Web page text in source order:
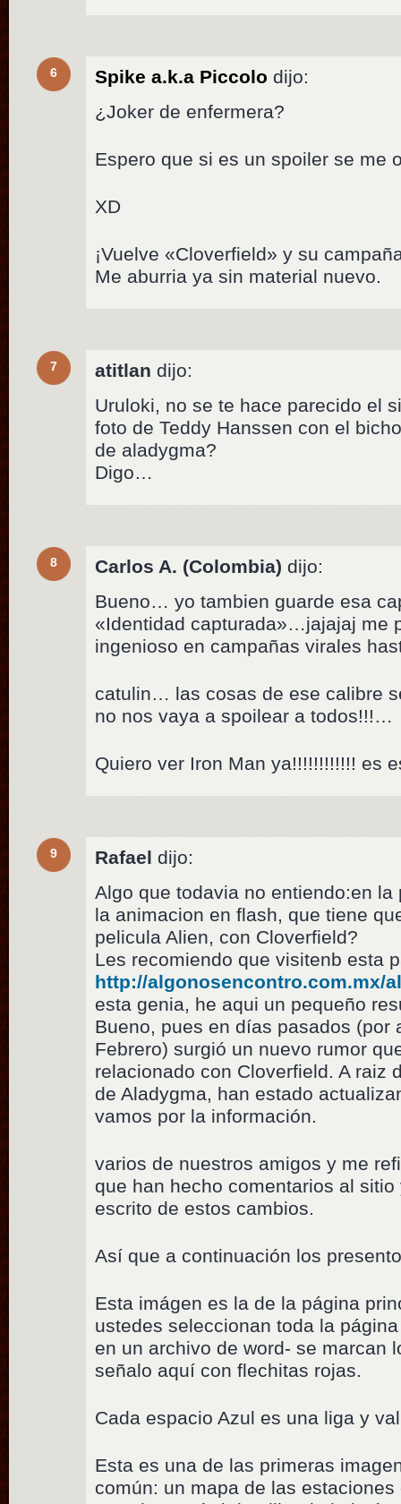
6 Spike a.k.a Piccolo dijo:
¿Joker de enfermera?
Espero que si es un spoiler se me
XD
¡Vuelve «Cloverfield» y su
Me aburria ya sin material nuevo.
7 atitlan dijo:
Uruloki, no se te hace parecido el
foto de Teddy Hanssen con el
de aladygma?
Digo…
8 Carlos A. (Colombia) dijo:
Bueno… yo tambien guarde esa
«Identidad capturada»…jajajaj me
ingenioso en campañas virales
catulin… las cosas de ese calibre
no nos vaya a spoilear a todos!!!…
Quiero ver Iron Man ya!!!!!!!!!!!! es
9 Rafael dijo:
Algo que todavia no entiendo:en
la animacion en flash, que tiene
pelicula Alien, con Cloverfield?
Les recomiendo que visitenb esta
http://algonosencontro.com.mx/
esta genia, he aqui un pequeño
Bueno, pues en días pasados (por
Febrero) surgió un nuevo rumor
relacionado con Cloverfield. A raiz
de Aladygma, han estado
vamos por la información.
varios de nuestros amigos y me
que han hecho comentarios al
escrito de estos cambios.
Así que a continuación los
Esta imágen es la de la página
ustedes seleccionan toda la
en un archivo de word- se marcan
señalo aquí con flechitas rojas.
Cada espacio Azul es una liga y
Esta es una de las primeras
común: un mapa de las